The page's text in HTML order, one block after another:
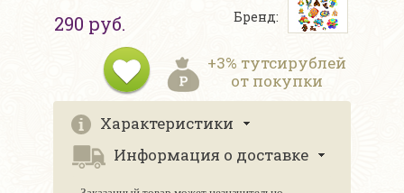
290 руб. Бренд:
+3% тутсирублей
от покупки
Характеристики
Информация о доставке